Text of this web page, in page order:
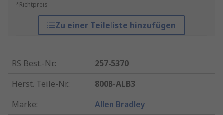
*Richtpreis
Zu einer Teileliste hinzufügen
RS Best.-Nr.:
257-5370
Herst. Teile-Nr.:
800B-ALB3
Marke: Allen Bradley